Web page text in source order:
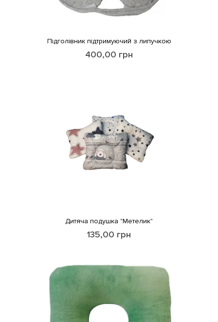
Підголівник підтримуючий з липучкою
400,00 грн
Дитяча подушка "Метелик"
135,00 грн